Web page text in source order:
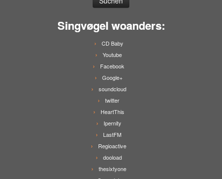
Singvøgel woanders:
CD Baby
Youtube
Facebook
Google+
soundcloud
twitter
HeartThis
Ipernity
LastFM
Regioactive
dooload
thesixtyone